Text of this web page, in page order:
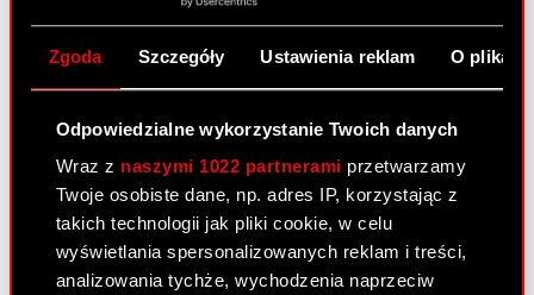
Zgoda Szczegóły Ustawienia reklam O
Odpowiedzialne wykorzystanie Twoich danych
Wraz z naszymi 1022 partnerami przetwarzamy
Twoje osobiste dane, np. adres IP, korzystając z
takich technologii jak pliki cookie, w celu
wyświetlania spersonalizowanych reklam i treści,
analizowania tychże, wychodzenia naprzeciw
Kalendarz inwestora
FAQ
Kontakt IR
Dowiedz się więcej:
thewitcher.com